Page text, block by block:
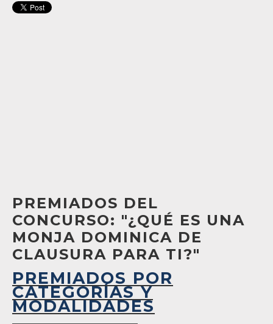
PREMIADOS DEL
CONCURSO: "¿QUÉ ES UNA
MONJA DOMINICA DE
CLAUSURA PARA TI?"
PREMIADOS POR
CATEGORÍAS Y
MODALIDADES